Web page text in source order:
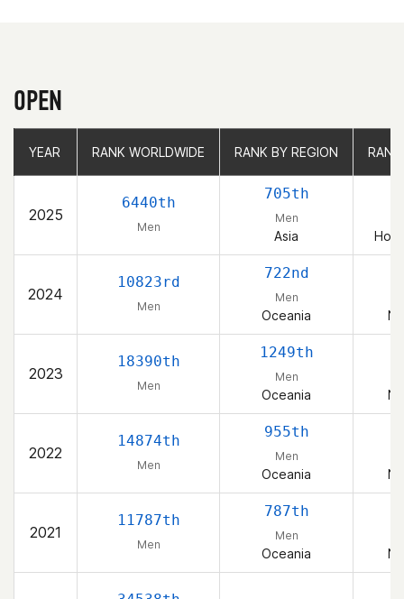
OPEN
YEAR RANK WORLDWIDE RANK BY REGION
2025
6440th
Men
705th
Men
Asia
2024
10823rd
Men
722nd
Men
Oceania
2023
18390th
Men
1249th
Men
Oceania
2022
14874th
Men
955th
Men
Oceania
2021
11787th
Men
787th
Men
Oceania
YEAR RANK WORLDWIDE RANK BY REGION